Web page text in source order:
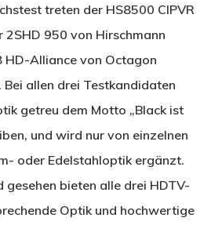
treten der HS8500 CIPVR
2SHD 950 von Hirschmann
HD-Alliance von Octagon
Bei allen drei Testkandidaten
getreu dem Motto „Black ist
und wird nur von einzelnen
oder Edelstahloptik ergänzt.
gesehen bieten alle drei HDTV-
Optik und hochwertige